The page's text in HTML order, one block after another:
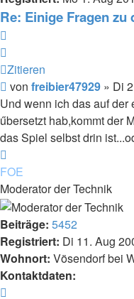
Re: Einige Fragen zu
Zitieren
Beitrag
von freibier47929 » Di
Und wenn ich das auf
űbersetzt hab,kommt der
das Spiel selbst drin
oben
FOE
Moderator der Technik
Beiträge: 5452
Registriert: Di 11. Aug
Wohnort: Vösendorf bei
Kontaktdaten: